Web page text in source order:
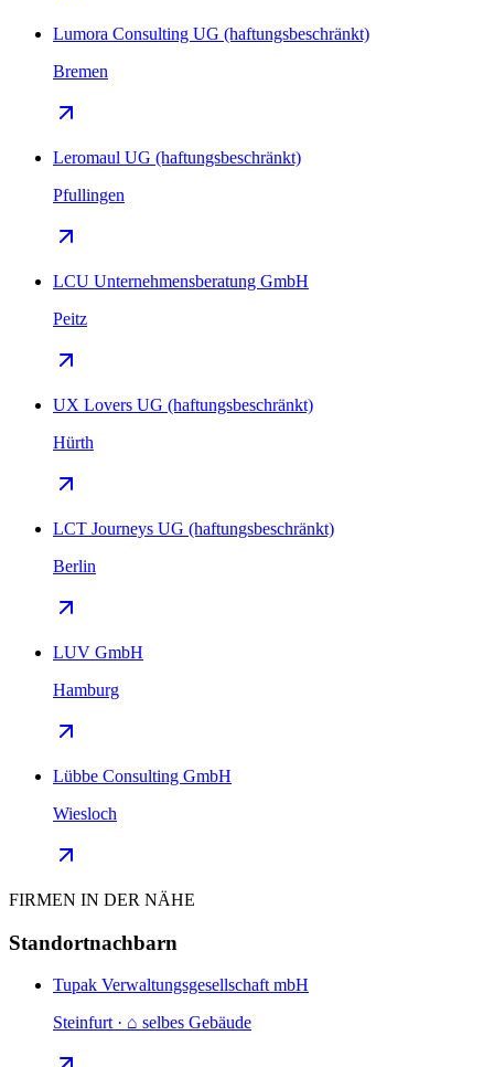
Lumora Consulting UG (haftungsbeschränkt)
Bremen
Leromaul UG (haftungsbeschränkt)
Pfullingen
LCU Unternehmensberatung GmbH
Peitz
UX Lovers UG (haftungsbeschränkt)
Hürth
LCT Journeys UG (haftungsbeschränkt)
Berlin
LUV GmbH
Hamburg
Lübbe Consulting GmbH
Wiesloch
FIRMEN IN DER NÄHE
Standortnachbarn
Tupak Verwaltungsgesellschaft mbH
Steinfurt · ⌂ selbes Gebäude